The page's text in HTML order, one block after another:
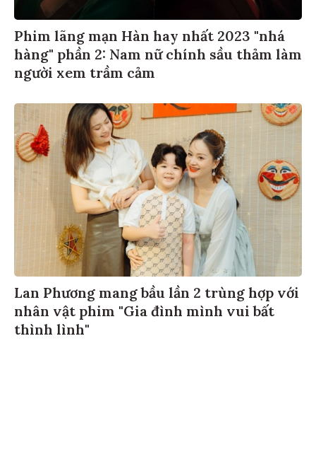
Phim lãng mạn Hàn hay nhất 2023 "nhá
hàng" phần 2: Nam nữ chính sầu thảm làm
người xem trầm cảm
Lan Phương mang bầu lần 2 trùng hợp với
nhân vật phim "Gia đình mình vui bất
thình lình"